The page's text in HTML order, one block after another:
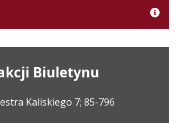
Biuletynu
Kaliskiego 7; 85-796